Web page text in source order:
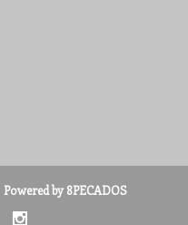
Powered by 8PECADOS